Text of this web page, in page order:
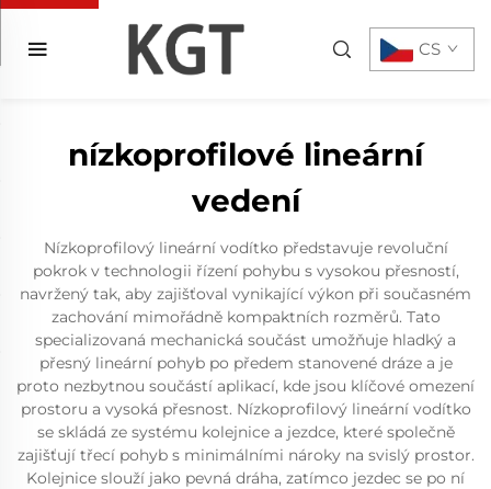
CS
nízkoprofilové lineární
vedení
Nízkoprofilový lineární vodítko představuje revoluční
pokrok v technologii řízení pohybu s vysokou přesností,
navržený tak, aby zajišťoval vynikající výkon při současném
zachování mimořádně kompaktních rozměrů. Tato
specializovaná mechanická součást umožňuje hladký a
přesný lineární pohyb po předem stanovené dráze a je
proto nezbytnou součástí aplikací, kde jsou klíčové omezení
prostoru a vysoká přesnost. Nízkoprofilový lineární vodítko
se skládá ze systému kolejnice a jezdce, které společně
zajišťují třecí pohyb s minimálními nároky na svislý prostor.
Kolejnice slouží jako pevná dráha, zatímco jezdec se po ní